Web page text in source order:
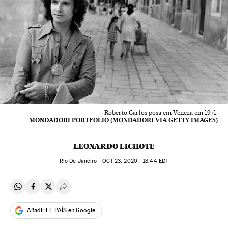
Roberto Carlos posa em Veneza em 1971.
MONDADORI PORTFOLIO (MONDADORI VIA GETTY IMAGES)
LEONARDO LICHOTE
Rio De Janeiro - OCT23, 2020 - 18:44EDT
Compartir en Whatsapp
Compartir en Facebook
Compartir en Twitter
Desplegar Redes Sociales
Añadir EL PAÍS en Google